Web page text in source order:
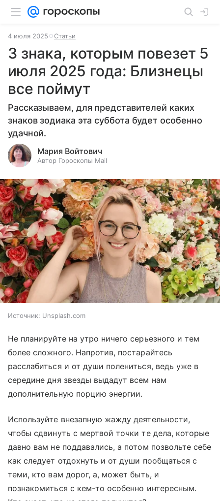
4 июля 2025 Статьи
3 знака, которым повезет 5
июля 2025 года: Близнецы
все поймут
Рассказываем, для представителей каких
знаков зодиака эта суббота будет особенно
удачной.
Мария Войтович
Автор Гороскопы Mail
Источник: Unsplash.com
Не планируйте на утро ничего серьезного и тем
более сложного. Напротив, постарайтесь
расслабиться и от души полениться, ведь уже в
середине дня звезды выдадут всем нам
дополнительную порцию энергии.
Используйте внезапную жажду деятельности,
чтобы сдвинуть с мертвой точки те дела, которые
давно вам не поддавались, а потом позвольте себе
как следует отдохнуть и от души пообщаться с
теми, кто вам дорог, а, может быть, и
познакомиться с кем-то особенно интересным.